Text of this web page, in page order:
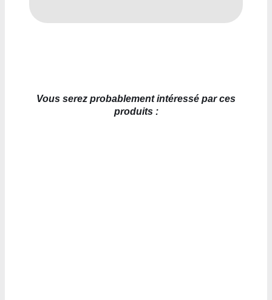
Vous serez probablement intéressé par ces
produits :